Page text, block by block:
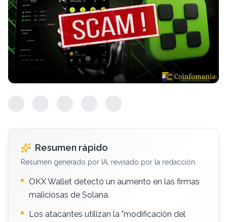
Resumen rápido
Resumen generado por IA, revisado por la redacción.
OKX Wallet detectó un aumento en las firmas
maliciosas de Solana.
Los atacantes utilizan la "modificación del